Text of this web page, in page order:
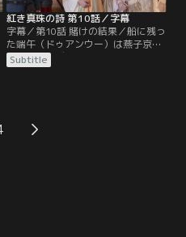
紅き真珠の詩 第10話／字幕
字幕／第10話 賭けの結果／船に残っ
た端午（ドゥアンウー）は燕子京
（イエン・ズージン）の隠し部屋の
宝を売って金を作り、競売にかけら
身は公開されないまま競売が進めら
れる。そこで献上品とする真珠を手
Subtitle